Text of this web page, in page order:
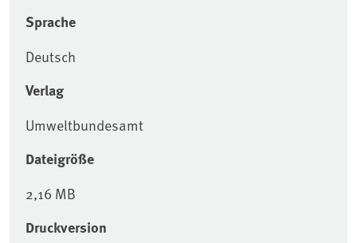
Sprache
Deutsch
Verlag
Umweltbundesamt
Dateigröße
2,16 MB
Druckversion